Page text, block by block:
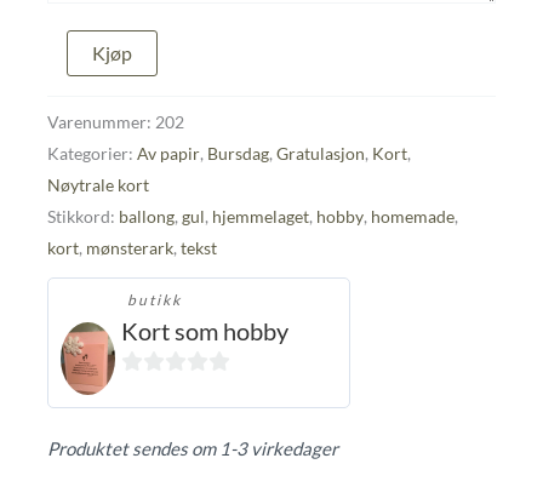
Bursdagskort
Kjøp
Varenummer: 202
Kategorier: Av papir, Bursdag, Gratulasjon, Kort,
Nøytrale kort
Stikkord: ballong, gul, hjemmelaget, hobby, homemade,
kort, mønsterark, tekst
butikk
Kort som hobby
av
Produktet sendes om 1-3 virkedager